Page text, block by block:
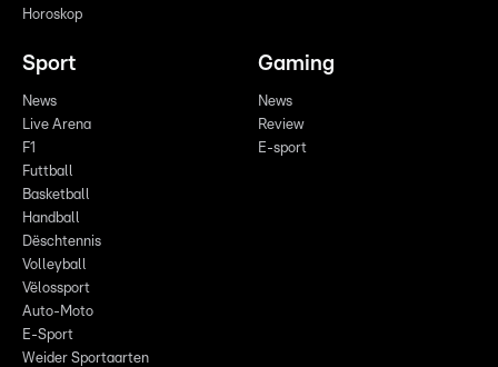
Horoskop
Sport
News
Live Arena
F1
Futtball
Basketball
Handball
Dëschtennis
Volleyball
Vëlossport
Auto-Moto
E-Sport
Weider Sportaarten
Gaming
News
Review
E-sport